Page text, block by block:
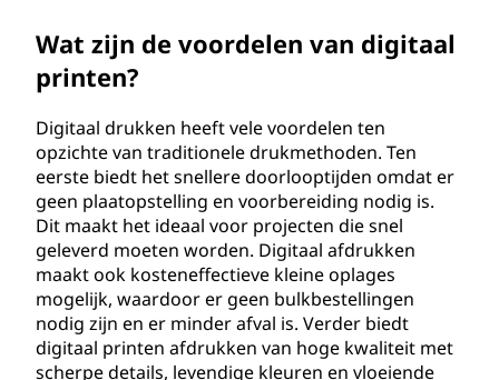
Wat zijn de voordelen van digitaal
printen?
Digitaal drukken heeft vele voordelen ten
opzichte van traditionele drukmethoden. Ten
eerste biedt het snellere doorlooptijden omdat er
geen plaatopstelling en voorbereiding nodig is.
Dit maakt het ideaal voor projecten die snel
geleverd moeten worden. Digitaal afdrukken
maakt ook kosteneffectieve kleine oplages
mogelijk, waardoor er geen bulkbestellingen
nodig zijn en er minder afval is. Verder biedt
digitaal printen afdrukken van hoge kwaliteit met
scherpe details, levendige kleuren en vloeiende